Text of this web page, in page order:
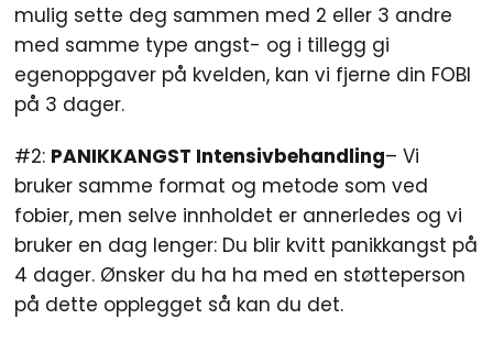
mulig sette deg sammen med 2 eller 3 andre
med samme type angst- og i tillegg gi
egenoppgaver på kvelden, kan vi fjerne din FOBI
på 3 dager.
#2: PANIKKANGST Intensivbehandling– Vi
bruker samme format og metode som ved
fobier, men selve innholdet er annerledes og vi
bruker en dag lenger: Du blir kvitt panikkangst på
4 dager. Ønsker du ha ha med en støtteperson
på dette opplegget så kan du det.